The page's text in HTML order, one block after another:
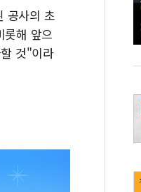
공사의 초
롯해 앞으
것"이라